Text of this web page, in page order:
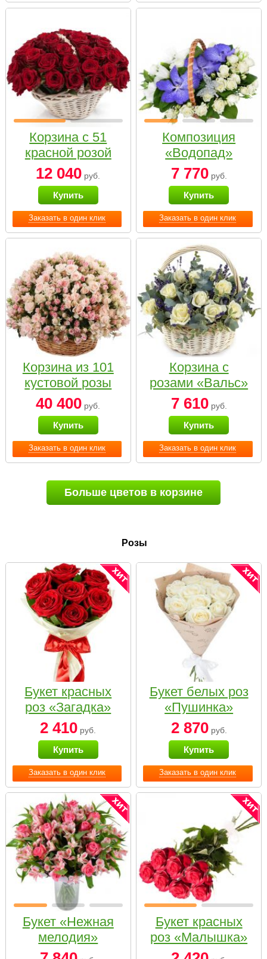
Заказать в один клик
Корзина с 51
красной розой
12 040 руб.
Купить
Заказать в один клик
Композиция
«Водопад»
7 770руб.
Купить
Заказать в один клик
Корзина из 101
кустовой розы
нежных тонов
40 400 руб.
Купить
Заказать в один клик
Корзина с
розами «Вальс»
7 610руб.
Купить
Больше цветов в корзине
Розы
Заказать в один клик
Букет красных
роз «Загадка»
2 410 руб.
Купить
Заказать в один клик
Букет белых роз
«Пушинка»
2 870руб.
Купить
Букет «Нежная
мелодия»
Букет красных
роз «Малышка»